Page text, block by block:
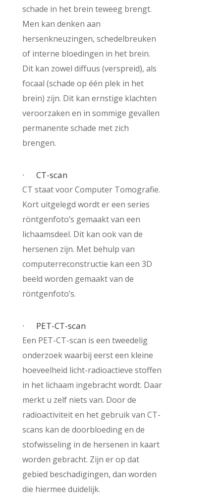
schade in het brein teweeg brengt.
Men kan denken aan
hersenkneuzingen, schedelbreuken
of interne bloedingen in het brein.
Dit kan zowel diffuus (verspreid), als
focaal (schade op één plek in het
brein) zijn. Dit kan ernstige klachten
veroorzaken en in sommige gevallen
permanente schade met zich
brengen.
· CT-scan
CT staat voor Computer Tomografie.
Kort uitgelegd wordt er een series
röntgenfoto’s gemaakt van een
lichaamsdeel. Dit kan ook van de
hersenen zijn. Met behulp van
computerreconstructie kan een 3D
beeld worden gemaakt van de
röntgenfoto’s.
· PET-CT-scan
Een PET-CT-scan is een tweedelig
onderzoek waarbij eerst een kleine
hoeveelheid licht-radioactieve stoffen
in het lichaam ingebracht wordt. Daar
merkt u zelf niets van. Door de
radioactiviteit en het gebruik van CT-
scans kan de doorbloeding en de
stofwisseling in de hersenen in kaart
worden gebracht. Zijn er op dat
gebied beschadigingen, dan worden
die hiermee duidelijk.